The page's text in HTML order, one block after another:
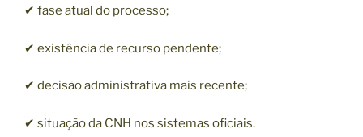
✔ fase atual do processo;
✔ existência de recurso pendente;
✔ decisão administrativa mais recente;
✔ situação da CNH nos sistemas oficiais.